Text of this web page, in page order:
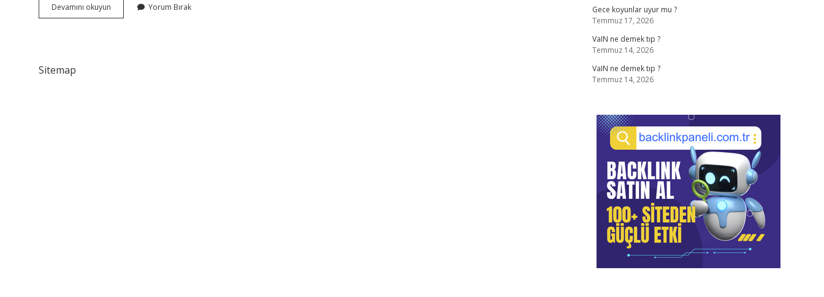
Devamını okuyun
Ceza
Yorum Bırak
Sitemap
Gece koyunlar uyur mu ?
Temmuz 17, 2026
VaIN ne demek tıp ?
Temmuz 14, 2026
VaIN ne demek tıp ?
Temmuz 14, 2026